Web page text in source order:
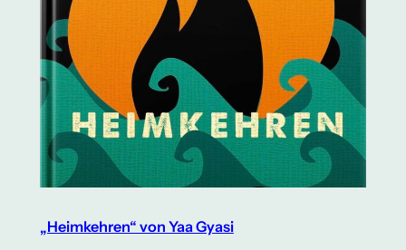
„Heimkehren“ von Yaa Gyasi